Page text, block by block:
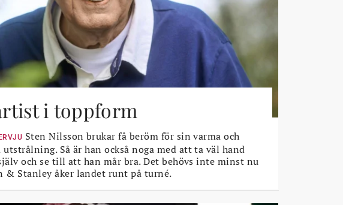
i toppform
Sten Nilsson brukar få beröm för sin varma och
Så är han också noga med att ta väl hand
och se till att han mår bra. Det behövs inte minst nu
& Stanley åker landet runt på turné.